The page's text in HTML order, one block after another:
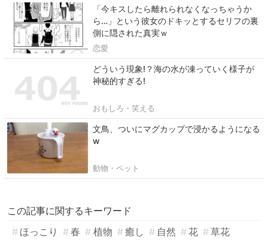
「今キスしたら離れられなくなっちゃうか
ら…」という彼女のドキッとするセリフの裏
側に隠された真実ｗ
恋愛
どういう現象!？海の水が凍っていく様子が
神秘的すぎる!
おもしろ・笑える
文鳥、ついにマグカップで浸かるようになる
w
動物・ペット
この記事に関するキーワード
ほっこり
春 植物 癒し 自然 花 草花